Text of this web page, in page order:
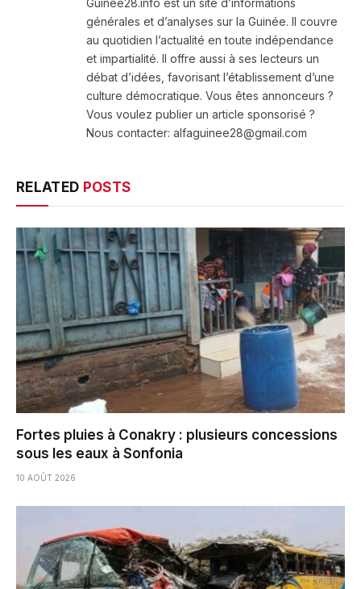
Guinee28.info est un site d’informations
générales et d’analyses sur la Guinée. Il couvre
au quotidien l’actualité en toute indépendance
et impartialité. Il offre aussi à ses lecteurs un
débat d’idées, favorisant l’établissement d’une
culture démocratique. Vous êtes annonceurs ?
Vous voulez publier un article sponsorisé ?
Nous contacter: alfaguinee28@gmail.com
RELATED POSTS
Fortes pluies à Conakry : plusieurs concessions
sous les eaux à Sonfonia
10 AOÛT 2026